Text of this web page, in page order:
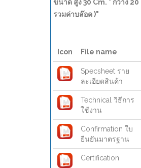
ขนาด สูง 30 Cm. * กว้าง 20
รวมค่าบล๊อค )"
Icon File name
Specsheet ราย
ละเอียดสินค้า
Technical วิธีการ
ใช้งาน
Confirmation ใบ
ยืนยันมาตรฐาน
Certification